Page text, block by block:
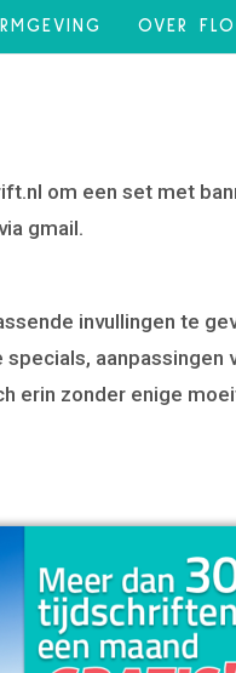
OVER
om een set met
gmail.
invullingen te
aanpassingen
erin zonder enige